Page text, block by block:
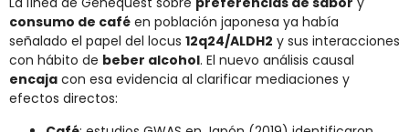
consumo de café en población japonesa ya había
señalado el papel del locus 12q24/ALDH2 y sus interacciones
con hábito de beber alcohol. El nuevo análisis causal
encaja con esa evidencia al clarificar mediaciones y
efectos directos: